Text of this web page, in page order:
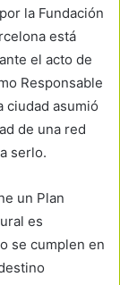
la Fundación
está
el acto de
Responsable
ciudad asumió
de una red
serlo.
un Plan
es
se cumplen en